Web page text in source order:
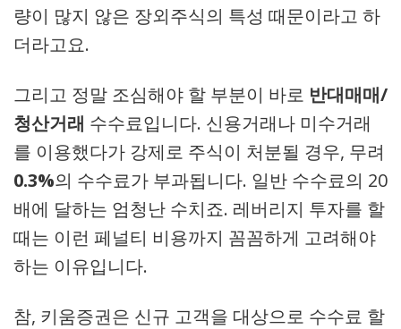
량이 많지 않은 장외주식의 특성 때문이라고 하
더라고요.
그리고 정말 조심해야 할 부분이 바로 반대매매/
청산거래 수수료입니다. 신용거래나 미수거래
를 이용했다가 강제로 주식이 처분될 경우, 무려
0.3%의 수수료가 부과됩니다. 일반 수수료의 20
배에 달하는 엄청난 수치죠. 레버리지 투자를 할
때는 이런 페널티 비용까지 꼼꼼하게 고려해야
하는 이유입니다.
참, 키움증권은 신규 고객을 대상으로 수수료 할